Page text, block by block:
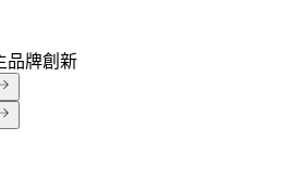
品牌創新